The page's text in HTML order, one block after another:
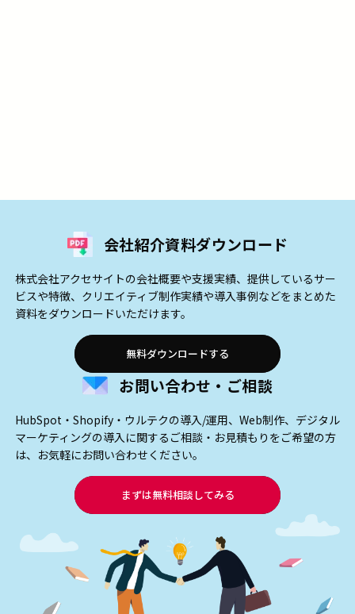
会社紹介資料ダウンロード
株式会社アクセサイトの会社概要や支援実績、提供しているサー
ビスや特徴、クリエイティブ制作実績や導入事例などをまとめた
資料をダウンロードいただけます。
無料ダウンロードする
お問い合わせ・ご相談
HubSpot・Shopify・ウルテクの導入/運用、Web制作、デジタル
マーケティングの導入に関するご相談・お見積もりをご希望の方
は、お気軽にお問い合わせください。
まずは無料相談してみる